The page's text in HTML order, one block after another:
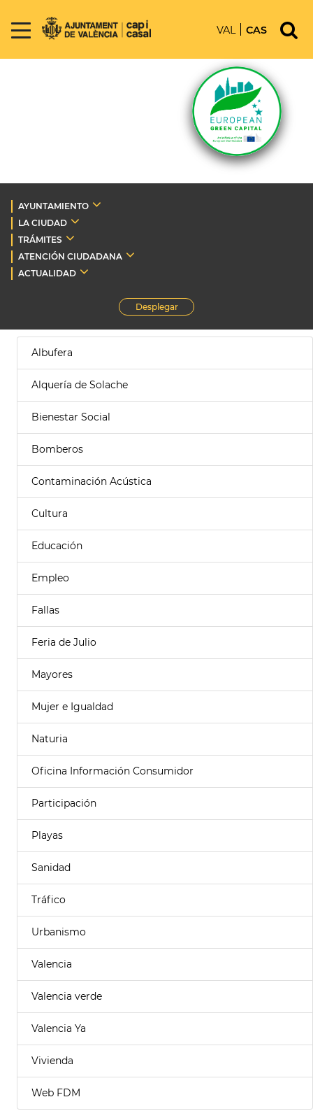
VAL CAS
AYUNTAMIENTO
LA CIUDAD
TRÁMITES
ATENCIÓN CIUDADANA
ACTUALIDAD
Desplegar
Albufera
Alquería de Solache
Bienestar Social
Bomberos
Contaminación Acústica
Cultura
Educación
Empleo
Fallas
Feria de Julio
Mayores
Mujer e Igualdad
Naturia
Oficina Información Consumidor
Participación
Playas
Sanidad
Tráfico
Urbanismo
Valencia
Valencia verde
Valencia Ya
Vivienda
Web FDM